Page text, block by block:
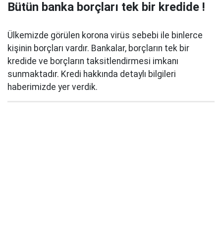
Bütün banka borçları tek bir kredide !
Ülkemizde görülen korona virüs sebebi ile binlerce
kişinin borçları vardır. Bankalar, borçların tek bir
kredide ve borçların taksitlendirmesi imkanı
sunmaktadır. Kredi hakkında detaylı bilgileri
haberimizde yer verdik.